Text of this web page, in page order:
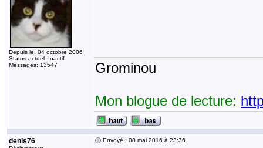
Depuis le: 04 octobre 2006
Status actuel: Inactif
Messages: 13547
Grominou
Mon blogue de lecture:
denis76 Envoyé : 08 mai 2016 à 23:36